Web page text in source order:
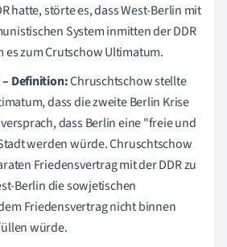
hatte, störte es, dass West-Berlin mit
System inmitten der DDR
es zum Crutschow Ultimatum.
Definition:Chruschtschow stellte
dass die zweite Berlin Krise
dass Berlin eine "freie und
werden würde. Chruschtschow
Friedensvertrag mit der DDR zu
Berlin die sowjetischen
Friedensvertrag nicht binnen
würde.